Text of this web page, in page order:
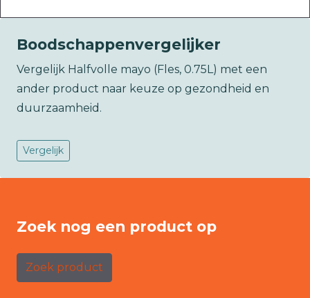
Boodschappenvergelijker
Vergelijk Halfvolle mayo (Fles, 0.75L) met een
ander product naar keuze op gezondheid en
duurzaamheid.
Vergelijk
Zoek nog een product op
Zoek product